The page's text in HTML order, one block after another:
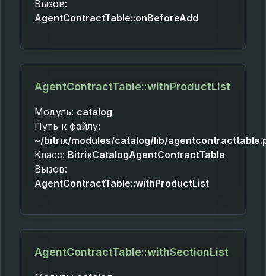
Вызов:
AgentContractTable::onBeforeAdd
AgentContractTable::withProductList
Модуль: catalog
Путь к файлу:
~/bitrix/modules/catalog/lib/
Класс: BitrixCatalogAgentContractTable
Вызов:
AgentContractTable::withProductList
AgentContractTable::withSectionList